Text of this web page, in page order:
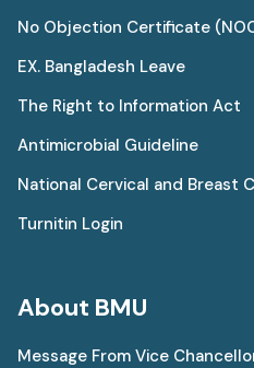
No Objection Certificate
EX. Bangladesh Leave
The Right to Information Act
Antimicrobial Guideline
National Cervical and Breast
Turnitin Login
About BMU
Message From Vice